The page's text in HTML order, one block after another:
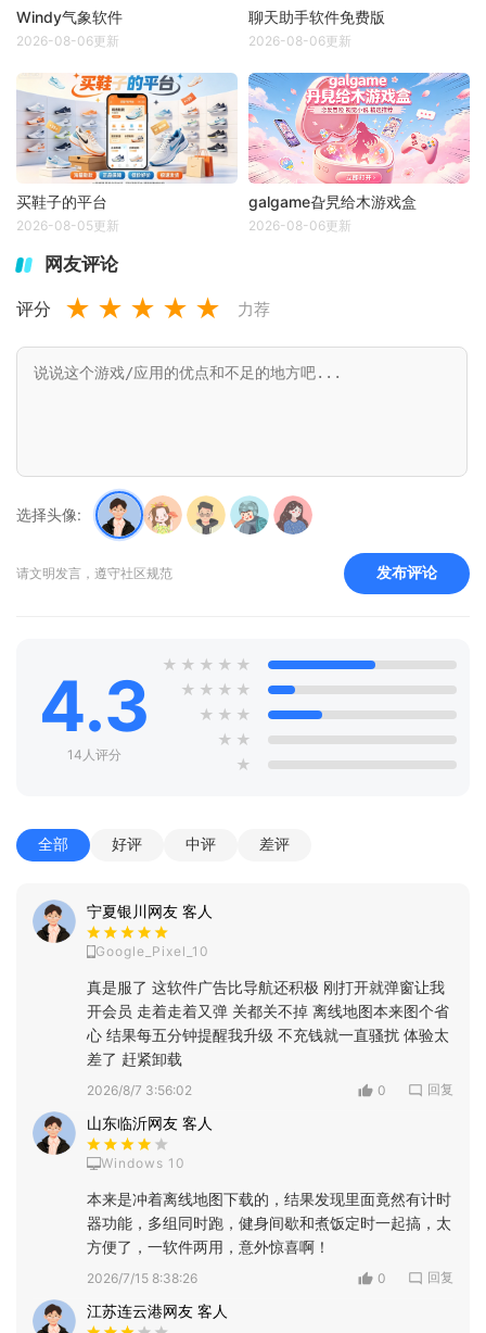
Windy气象软件
2026-08-06更新
聊天助手软件免费版
2026-08-06更新
买鞋子的平台
2026-08-05更新
galgame旮旯给木游戏盒
2026-08-06更新
网友评论
评分 ★ ★ ★ ★ ★ 力荐
选择头像:
请文明发言，遵守社区规范 发布评论
4.3
14人评分
★ ★ ★ ★ ★
★ ★ ★ ★
★ ★ ★
★ ★
★
全部 好评 中评 差评
宁夏银川网友 客人
Google_Pixel_10
真是服了 这软件广告比导航还积极 刚打开就弹窗让我
开会员 走着走着又弹 关都关不掉 离线地图本来图个省
心 结果每五分钟提醒我升级 不充钱就一直骚扰 体验太
差了 赶紧卸载
2026/8/7 3:56:02 0 回复
山东临沂网友 客人
Windows 10
本来是冲着离线地图下载的，结果发现里面竟然有计时
器功能，多组同时跑，健身间歇和煮饭定时一起搞，太
方便了，一软件两用，意外惊喜啊！
2026/7/15 8:38:26 0 回复
江苏连云港网友 客人